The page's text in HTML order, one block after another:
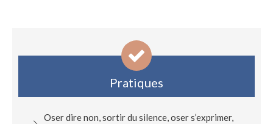
Pratiques
Oser dire non, sortir du silence, oser s’exprimer,